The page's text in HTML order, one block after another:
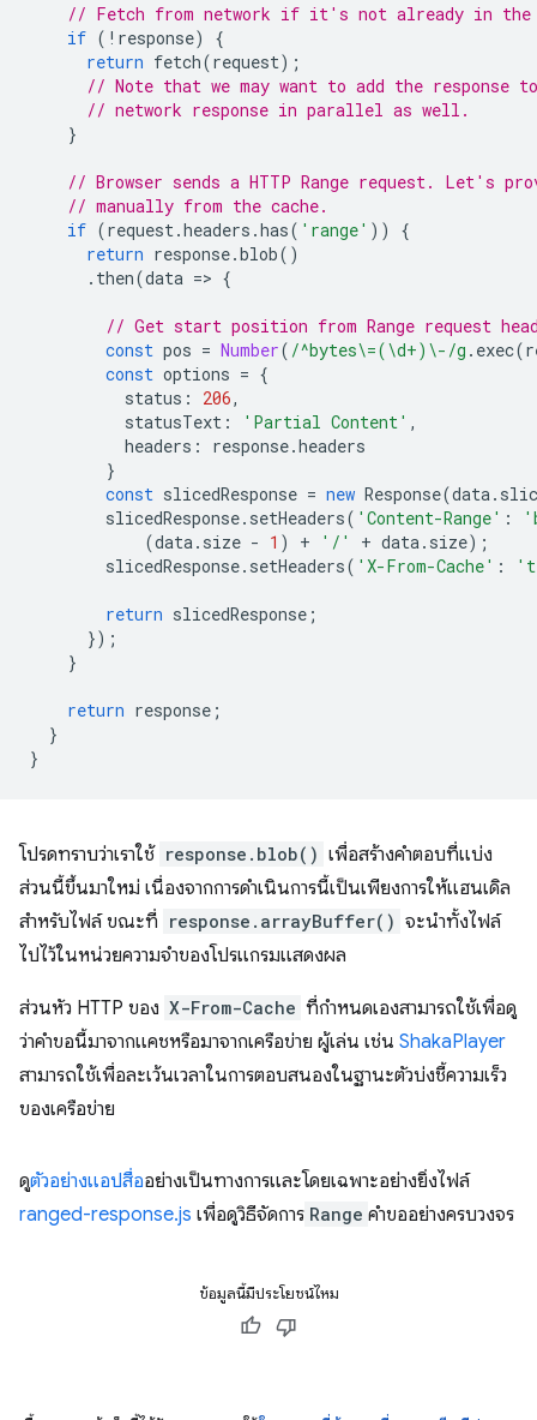
// Fetch from network if it's not already in the
if ( ! response)
{
return fetch(request);
// Note that we may want to add the response
// network response in parallel as well.
}
// Browser sends a HTTP Range request. Let's
// manually from the cache.
if (request.headers .has( 'range' ))
{
return response.blob()
. then(data => {
// Get start position from Range request
const pos = Number( /^bytes\=(\d+)\-/g . exec(
const options = {
status : 206,
statusText : 'Partial Content' ,
headers : response.headers
}
const slicedResponse = new Response(data.
slicedResponse. setHeaders( 'Content-Range' :
(data. size - 1 ) + '/' + data. size);
slicedResponse. setHeaders( 'X-From-Cache' :
return slicedResponse ;
});
}
return response ;
}
}
โปรดทราบว่าเราใช้ response.blob() เพื่อสร้างคำตอบที่แบ่ง
ส่วนนี้ขึ้นมาใหม่ เนื่องจากการดำเนินการนี้เป็นเพียงการให้แฮนเดิล
สำหรับไฟล์ ขณะที่ response.arrayBuffer() จะนําทั้งไฟล์
ไปไว้ในหน่วยความจําของโปรแกรมแสดงผล
ส่วนหัว HTTP ของ X-From-Cache ที่กําหนดเองสามารถใช้เพื่อดู
ว่าคําขอนี้มาจากแคชหรือมาจากเครือข่าย ผู้เล่น เช่น ShakaPlayer
สามารถใช้เพื่อละเว้นเวลาในการตอบสนองในฐานะตัวบ่งชี้ความเร็ว
ของเครือข่าย
ดูตัวอย่างแอปสื่ออย่างเป็นทางการและโดยเฉพาะอย่างยิ่งไฟล์
ranged-response.js เพื่อดูวิธีจัดการ Range คำขออย่างครบวงจร
ข้อมูลนี้มีประโยชน์ไหม